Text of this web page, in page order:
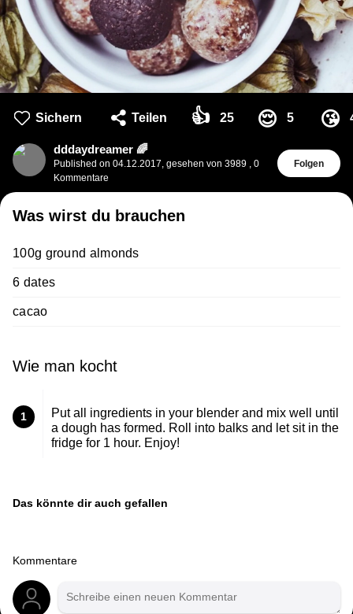
Sichern Teilen 👍 25 😌 5 😘
dddaydreamer 🌈
Published on 04.12.2017, gesehen von 3989 , 0
Kommentare
Folgen
Was wirst du brauchen
100g ground almonds
6 dates
cacao
Wie man kocht
1
Put all ingredients in your blender and mix well until
a dough has formed. Roll into balks and let sit in the
fridge for 1 hour. Enjoy!
Das könnte dir auch gefallen
Kommentare